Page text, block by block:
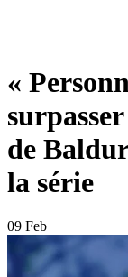
«
de
la série
09 Feb